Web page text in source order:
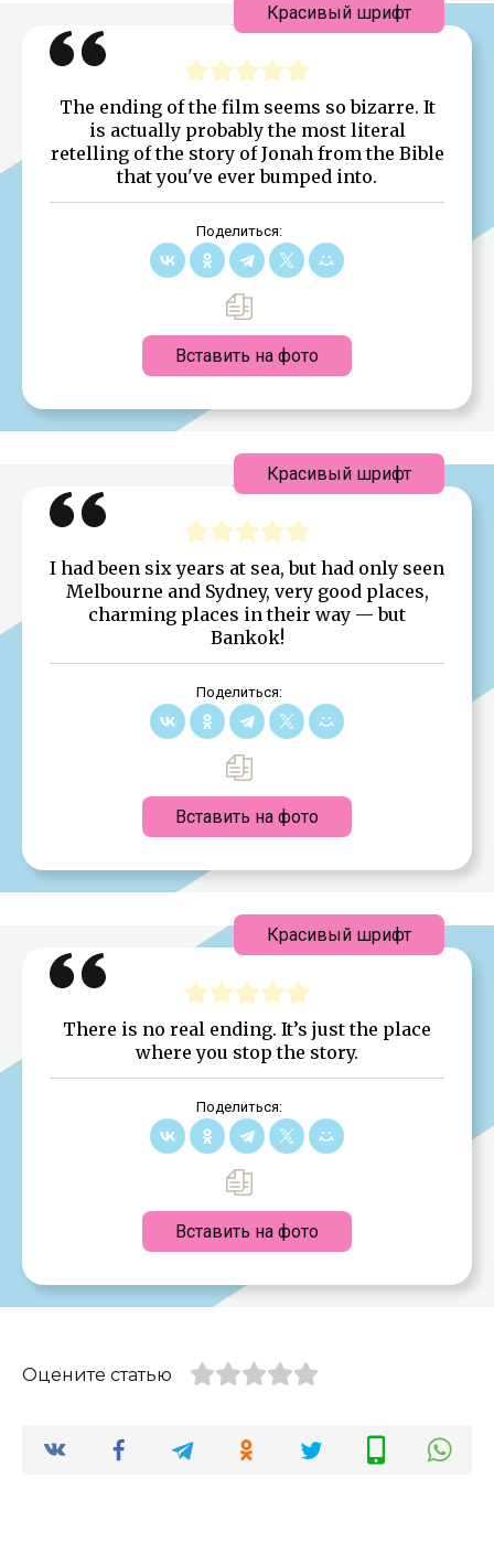
The ending of the film seems so bizarre. It
is actually probably the most literal
retelling of the story of Jonah from the Bible
that you've ever bumped into.
Поделиться:
Вставить на фото
Красивый шрифт
I had been six years at sea, but had only seen
Melbourne and Sydney, very good places,
charming places in their way — but
Bankok!
Поделиться:
Вставить на фото
Красивый шрифт
There is no real ending. It’s just the place
where you stop the story.
Поделиться:
Вставить на фото
Красивый шрифт
Оцените статью